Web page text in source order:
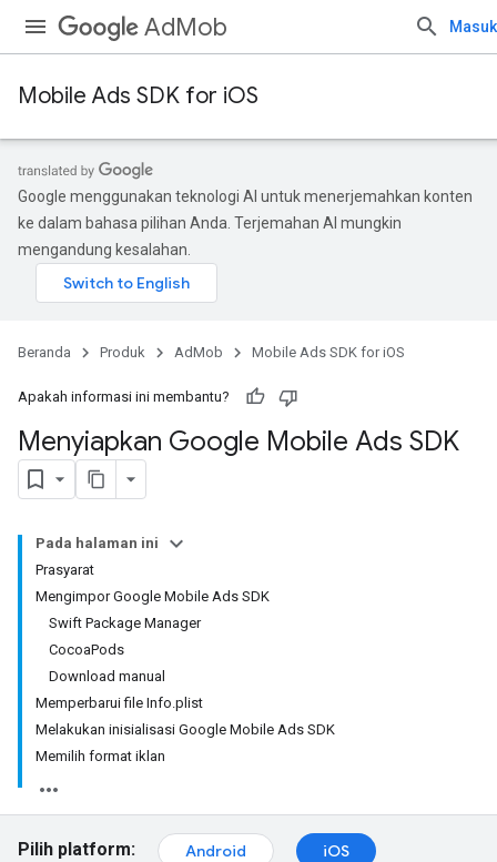
AdMob Masuk
Mobile Ads SDK for iOS
Google menggunakan teknologi AI untuk menerjemahkan konten
ke dalam bahasa pilihan Anda. Terjemahan AI mungkin
mengandung kesalahan.
Beranda Produk AdMob Mobile Ads SDK for iOS
Apakah informasi ini membantu?
Menyiapkan Google Mobile Ads SDK
Pada halaman ini
Prasyarat
Mengimpor Google Mobile Ads SDK
Swift Package Manager
CocoaPods
Download manual
Memperbarui file Info.plist
Melakukan inisialisasi Google Mobile Ads SDK
Memilih format iklan
Pilih platform: Android
iOS